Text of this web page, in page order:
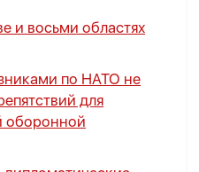
и восьми областях
по НАТО не
для
оборонной